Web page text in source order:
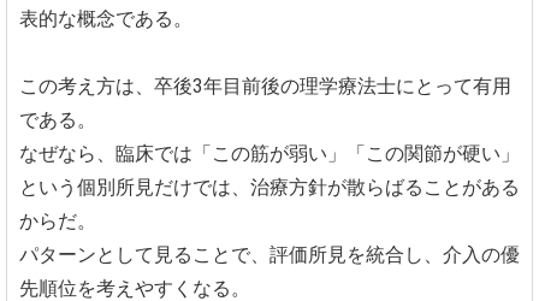
表的な概念である。
この考え方は、卒後3年目前後の理学療法士にとって有用
である。
なぜなら、臨床では「この筋が弱い」「この関節が硬い」
という個別所見だけでは、治療方針が散らばることがある
からだ。
パターンとして見ることで、評価所見を統合し、介入の優
先順位を考えやすくなる。